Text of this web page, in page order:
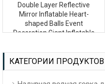
Double Layer Reflective
Mirror Inflatable Heart-
shaped Balls Event
Decoration Giant Inflatable
КАТЕГОРИИ ПРОДУКТОВ